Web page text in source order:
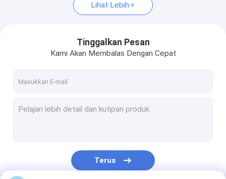
Permintaan Penawaran
Sakelar Jaringan Industri
Sakelar Ethernet yang Dikelola Industri
Sistem Transmisi WDM
Lihat Lebih
Tinggalkan Pesan
Kami Akan Membalas Dengan Cepat
Terus